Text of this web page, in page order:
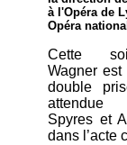
à l'Opéra de
Opéra
Cette
Wagner est
double
attendue
Spyres et
dans l’acte